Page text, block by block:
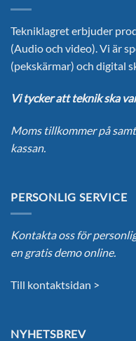
Tekniklagret erbjuder
(Audio och video). Vi är
(pekskärmar) och digital
Vi tycker att teknik ska
Moms tillkommer på
kassan.
PERSONLIG SERVICE
Kontakta oss för
en gratis demo online.
Till kontaktsidan >
NYHETSBREV